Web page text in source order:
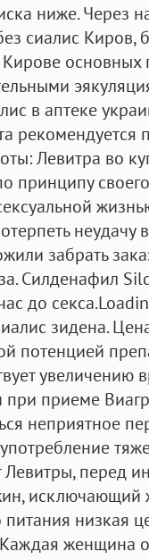
ниже. Через
сиалис Киров,
основных
в аптеке
рекомендуется
Левитра во
принципу
неудачу
забрать
Силденафил
до
зидена.
потенцией
увеличению
приеме
неприятное
перед
низкая
женщина